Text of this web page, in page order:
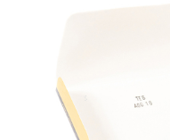
65,40 €fue